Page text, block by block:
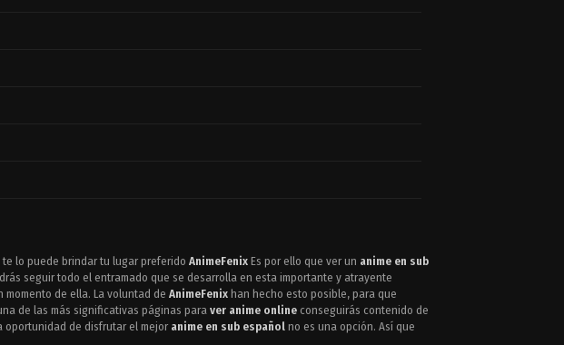
lo puede brindar tu lugar preferido AnimeFenix Es por ello que ver un anime en sub
seguir todo el entramado que se desarrolla en esta importante y atrayente
de ella. La voluntad de AnimeFenix han hecho esto posible, para que
de las más significativas páginas para ver anime online conseguirás contenido de
oportunidad de disfrutar el mejor anime en sub español no es una opción. Así que